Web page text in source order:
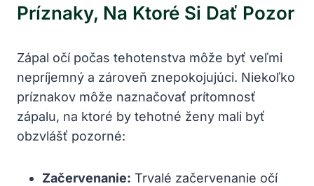
Príznaky, ‍na Ktoré Si Dať Pozor
Zápal ⁣očí ⁣počas ‍tehotenstva⁣ môže⁢ byť veľmi
nepríjemný a zároveň znepokojujúci. ⁣Niekoľko⁣
príznakov môže naznačovať⁢ prítomnosť
zápalu, na ktoré by tehotné‌ ženy mali⁢ byť
obzvlášť⁤ pozorné:
Začervenanie: Trvalé začervenanie⁤ očí